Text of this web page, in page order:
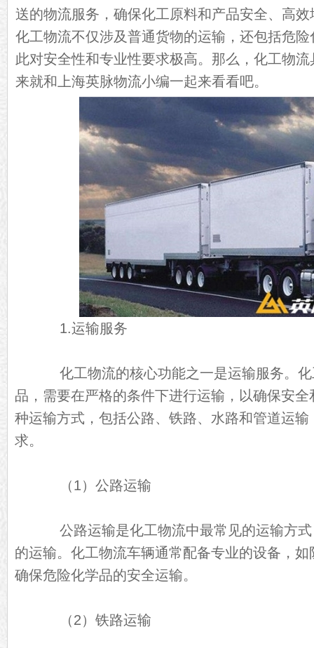
送的物流服务，确保化工原料和产品安全、高
化工物流不仅涉及普通货物的运输，还包括危
此对安全性和专业性要求极高。那么，化工物
来就和上海英脉物流小编一起来看看吧。
1.运输服务
化工物流的核心功能之一是运输服务。化
品，需要在严格的条件下进行运输，以确保安
种运输方式，包括公路、铁路、水路和管道运
求。
（1）公路运输
公路运输是化工物流中最常见的运输方式
的运输。化工物流车辆通常配备专业的设备，
确保危险化学品的安全运输。
（2）铁路运输